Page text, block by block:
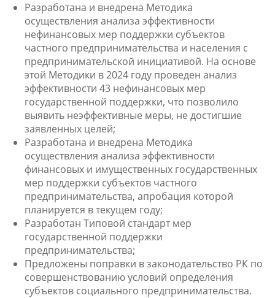
Разработана и внедрена Методика
осуществления анализа эффективности
нефинансовых мер поддержки субъектов
частного предпринимательства и населения с
предпринимательской инициативой. На основе
этой Методики в 2024 году проведен анализ
эффективности 43 нефинансовых мер
государственной поддержки, что позволило
выявить неэффективные меры, не достигшие
заявленных целей;
Разработана и внедрена Методика
осуществления анализа эффективности
финансовых и имущественных государственных
мер поддержки субъектов частного
предпринимательства, апробация которой
планируется в текущем году;
Разработан Типовой стандарт мер
государственной поддержки
предпринимательства;
Предложены поправки в законодательство РК по
совершенствованию условий определения
субъектов социального предпринимательства.